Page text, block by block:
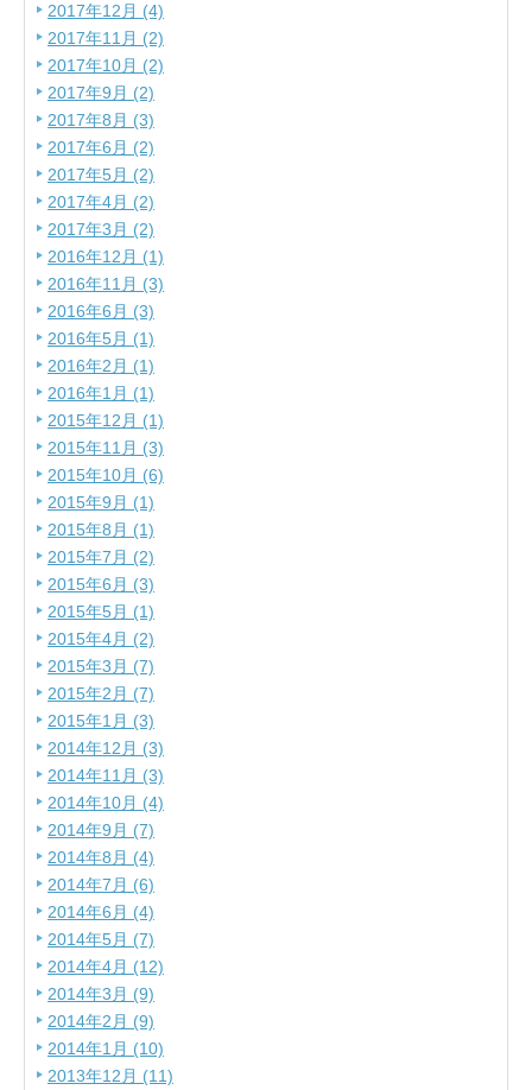
2017年12月 (4)
2017年11月 (2)
2017年10月 (2)
2017年9月 (2)
2017年8月 (3)
2017年6月 (2)
2017年5月 (2)
2017年4月 (2)
2017年3月 (2)
2016年12月 (1)
2016年11月 (3)
2016年6月 (3)
2016年5月 (1)
2016年2月 (1)
2016年1月 (1)
2015年12月 (1)
2015年11月 (3)
2015年10月 (6)
2015年9月 (1)
2015年8月 (1)
2015年7月 (2)
2015年6月 (3)
2015年5月 (1)
2015年4月 (2)
2015年3月 (7)
2015年2月 (7)
2015年1月 (3)
2014年12月 (3)
2014年11月 (3)
2014年10月 (4)
2014年9月 (7)
2014年8月 (4)
2014年7月 (6)
2014年6月 (4)
2014年5月 (7)
2014年4月 (12)
2014年3月 (9)
2014年2月 (9)
2014年1月 (10)
2013年12月 (11)